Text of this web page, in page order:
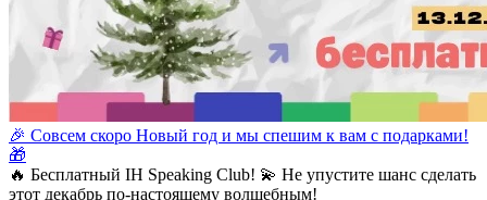
🎉 Совсем скоро Новый год и мы спешим к вам с подарками!
🎁
🔥 Бесплатный IH Speaking Club! 💫 Не упустите шанс сделать
этот декабрь по-настоящему волшебным!